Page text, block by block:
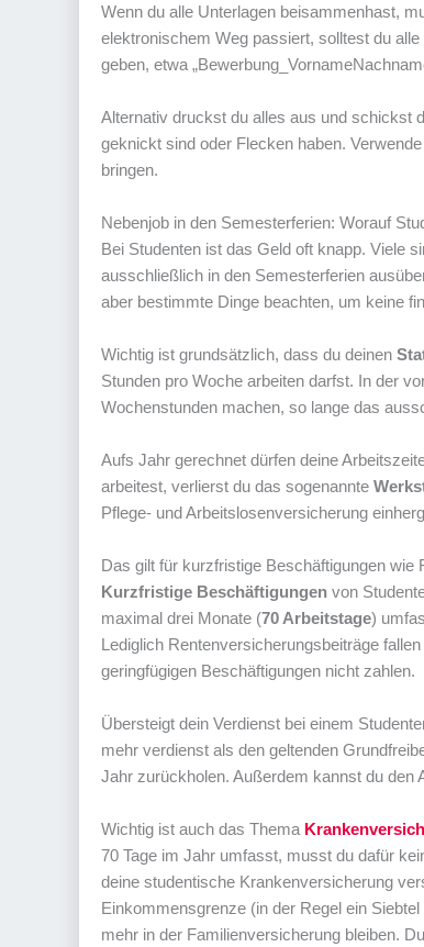
Wenn du alle Unterlagen beisammenhast,
elektronischem Weg passiert, solltest du
geben, etwa
Alternativ druckst du alles aus und schickst
geknickt sind oder Flecken haben.
bringen.
Nebenjob in den Semesterferien: Worauf
Bei Studenten ist das Geld oft knapp. Viele
ausschließlich in den Semesterferien
aber bestimmte Dinge beachten, um keine
Wichtig ist grundsätzlich, dass du deinen
Stunden pro Woche arbeiten darfst. In der
Wochenstunden machen, so lange das
Aufs Jahr gerechnet dürfen deine
arbeitest, verlierst du das sogenannte
Pflege- und Arbeitslosenversicherung
Das gilt für kurzfristige Beschäftigungen wie
Kurzfristige Beschäftigungen von
maximal drei Monate (70 Arbeitstage)
Lediglich Rentenversicherungsbeiträge
geringfügigen Beschäftigungen nicht zahlen.
Übersteigt dein Verdienst bei einem
mehr verdienst als den geltenden
Jahr zurückholen. Außerdem kannst du den
Wichtig ist auch das Thema
70 Tage im Jahr umfasst, musst du dafür
deine studentische Krankenversicherung
Einkommensgrenze (in der Regel ein
mehr in der Familienversicherung bleiben.